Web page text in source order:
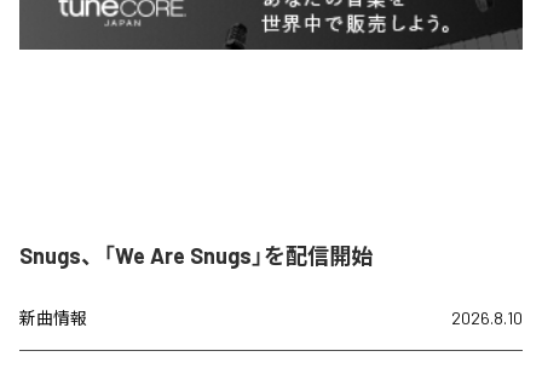
Snugs、「We Are Snugs」を配信開始
新曲情報 2026.8.10